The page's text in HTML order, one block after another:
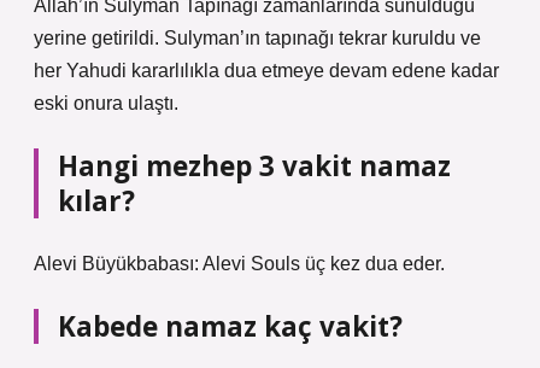
Allah’ın Sulyman Tapınağı zamanlarında sunulduğu
yerine getirildi. Sulyman’ın tapınağı tekrar kuruldu ve
her Yahudi kararlılıkla dua etmeye devam edene kadar
eski onura ulaştı.
Hangi mezhep 3 vakit namaz
kılar?
Alevi Büyükbabası: Alevi Souls üç kez dua eder.
Kabede namaz kaç vakit?